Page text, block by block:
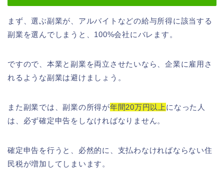
まず、選ぶ副業が、アルバイトなどの給与所得に該当する
副業を選んでしまうと、100%会社にバレます。
ですので、本業と副業を両立させたいなら、企業に雇用さ
れるような副業は避けましょう。
また副業では、副業の所得が年間20万円以上 になった人
は、必ず確定申告をしなければなりません。
確定申告を行うと、必然的に、支払わなければならない住
民税が増加してしまいます。